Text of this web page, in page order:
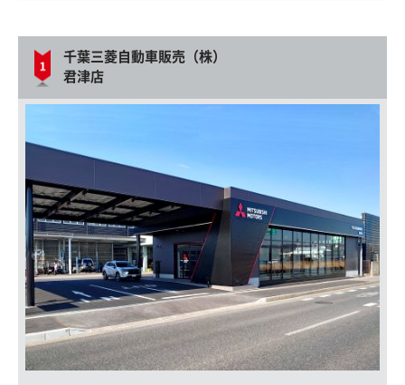
千葉三菱自動車販売（株）
君津店